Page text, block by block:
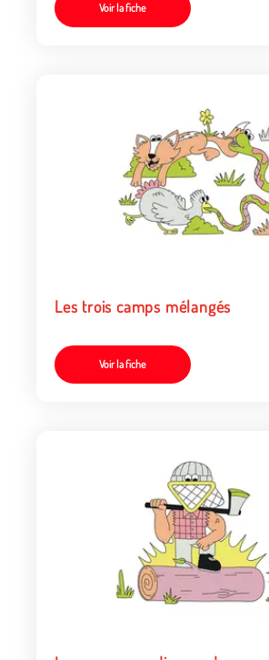
Voir la fiche
Les trois camps mélangés
Voir la fiche